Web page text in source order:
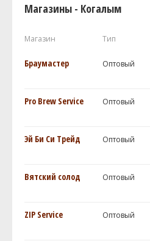
Магазины - Когалым
Магазин Тип
Браумастер Оптовый
Pro Brew Service Оптовый
Эй Би Си Трейд Оптовый
Вятский солод Оптовый
ZIP Service Оптовый